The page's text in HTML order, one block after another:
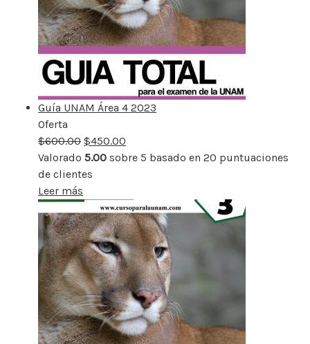
Guía UNAM Área 4 2023
Oferta
rebajado
$600.00 $450.00
Valorado 5.00 sobre 5 basado en 20 puntuaciones
de clientes
Leer más